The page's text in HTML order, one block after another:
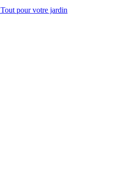
Tout pour votre jardin